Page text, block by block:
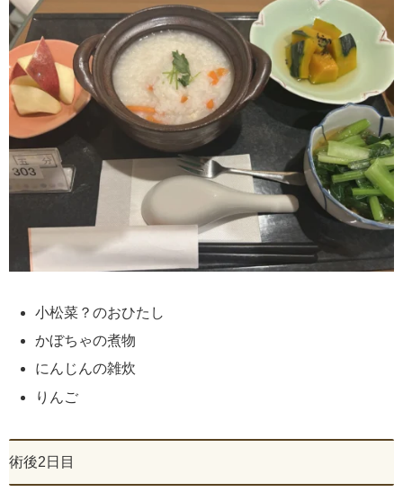
小松菜？のおひたし
かぼちゃの煮物
にんじんの雑炊
りんご
術後2日目